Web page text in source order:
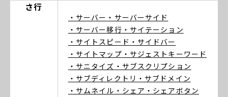
さ行
・サーバー ・サーバーサイド
・サーバー移行 ・サイテーション
・サイトスピード ・サイドバー
・サイトマップ ・サジェストキーワード
・サニタイズ ・サブスクリプション
・サブディレクトリ ・サブドメイン
・サムネイル ・シェア ・シェアボタン